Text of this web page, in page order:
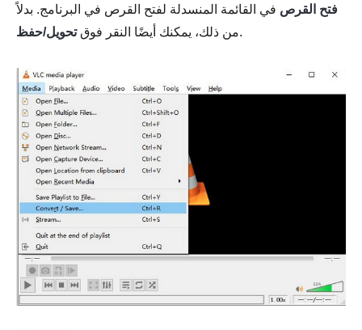
فتح القرص في القائمة المنسدلة لفتح القرص في البرنامج. بدلاً
من ذلك، يمكنك أيضًا النقر فوقتحويل/حفظ .